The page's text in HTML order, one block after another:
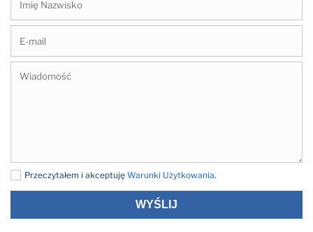
Przeczytałem i akceptuję Warunki Użytkowania.
WYŚLIJ